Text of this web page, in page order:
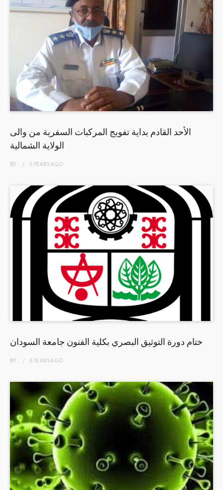
الأحد القادم بداية تفويج المركبات السفرية من والى
الولاية الشمالية
BY 5 YEARSAGO
ختام دورة التوثيق البصري بكلية الفنون جامعة السودان
BY 5 YEARSAGO